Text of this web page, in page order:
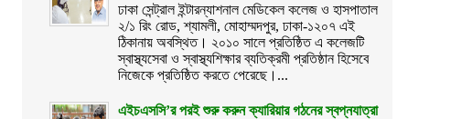
ঢাকা সেন্ট্রাল ইন্টারন্যাশনাল মেডিকেল কলেজ ও হাসপাতাল
২/১ রিং রোড, শ্যামলী, মোহাম্মদপুর, ঢাকা-১২০৭ এই
ঠিকানায় অবস্থিত। ২০১০ সালে প্রতিষ্ঠিত এ কলেজটি
স্বাস্থ্যসেবা ও স্বাস্থ্যশিক্ষার ব্যতিক্রমী প্রতিষ্ঠান হিসেবে
নিজেকে প্রতিষ্ঠিত করতে পেরেছে।...
এইচএসসি’র পরই শুরু করুন ক্যারিয়ার গঠনের স্বপ্নযাত্রা